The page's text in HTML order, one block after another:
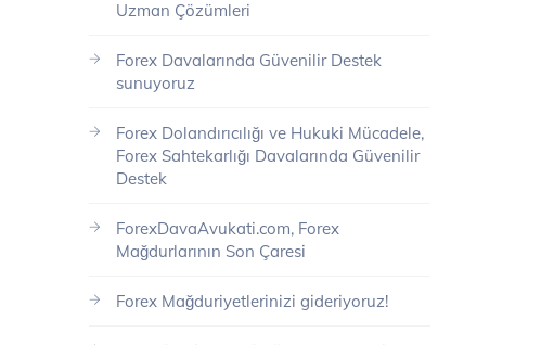
Uzman Çözümleri
Forex Davalarında Güvenilir Destek
sunuyoruz
Forex Dolandırıcılığı ve Hukuki Mücadele,
Forex Sahtekarlığı Davalarında Güvenilir
Destek
ForexDavaAvukati.com, Forex
Mağdurlarının Son Çaresi
Forex Mağduriyetlerinizi gideriyoruz!